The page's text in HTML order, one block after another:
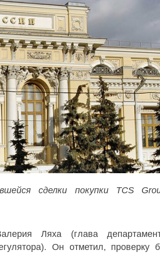
сделки покупки TCS
Ляха (глава
Он отметил, проверку